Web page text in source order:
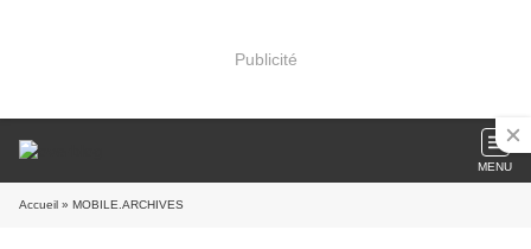
Publicité
MENU
Accueil » MOBILE.ARCHIVES